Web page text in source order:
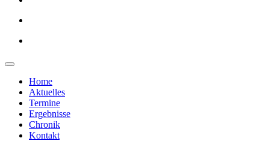
Home
Aktuelles
Termine
Ergebnisse
Chronik
Kontakt